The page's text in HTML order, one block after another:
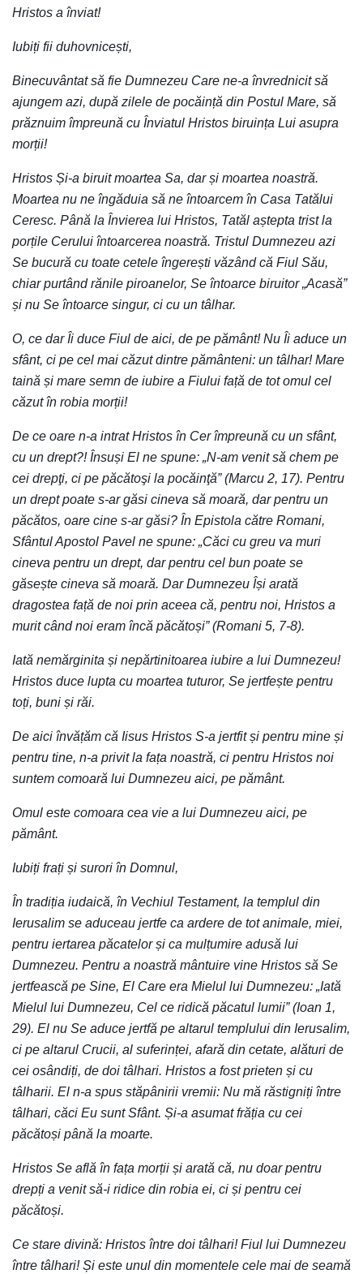
Hristos a înviat!
Iubiți fii duhovnicești,
Binecuvântat să fie Dumnezeu Care ne-a învrednicit să
ajungem azi, după zilele de pocăință din Postul Mare, să
prăznuim împreună cu Înviatul Hristos biruința Lui asupra
morții!
Hristos Și-a biruit moartea Sa, dar și moartea noastră.
Moartea nu ne îngăduia să ne întoarcem în Casa Tatălui
Ceresc. Până la Învierea lui Hristos, Tatăl aștepta trist la
porțile Cerului întoarcerea noastră. Tristul Dumnezeu azi
Se bucură cu toate cetele îngerești văzând că Fiul Său,
chiar purtând rănile piroanelor, Se întoarce biruitor „Acasă”
și nu Se întoarce singur, ci cu un tâlhar.
O, ce dar Îi duce Fiul de aici, de pe pământ! Nu Îi aduce un
sfânt, ci pe cel mai căzut dintre pământeni: un tâlhar! Mare
taină și mare semn de iubire a Fiului față de tot omul cel
căzut în robia morții!
De ce oare n-a intrat Hristos în Cer împreună cu un sfânt,
cu un drept?! Însuși El ne spune: „N-am venit să chem pe
cei drepţi, ci pe păcătoşi la pocăinţă” (Marcu 2, 17). Pentru
un drept poate s-ar găsi cineva să moară, dar pentru un
păcătos, oare cine s-ar găsi? În Epistola către Romani,
Sfântul Apostol Pavel ne spune: „Căci cu greu va muri
cineva pentru un drept, dar pentru cel bun poate se
găsește cineva să moară. Dar Dumnezeu Își arată
dragostea față de noi prin aceea că, pentru noi, Hristos a
murit când noi eram încă păcătoși” (Romani 5, 7-8).
Iată nemărginita și nepărtinitoarea iubire a lui Dumnezeu!
Hristos duce lupta cu moartea tuturor, Se jertfește pentru
toți, buni și răi.
De aici învățăm că Iisus Hristos S-a jertfit și pentru mine și
pentru tine, n-a privit la fața noastră, ci pentru Hristos noi
suntem comoară lui Dumnezeu aici, pe pământ.
Omul este comoara cea vie a lui Dumnezeu aici, pe
pământ.
Iubiți frați și surori în Domnul,
În tradiția iudaică, în Vechiul Testament, la templul din
Ierusalim se aduceau jertfe ca ardere de tot animale, miei,
pentru iertarea păcatelor și ca mulțumire adusă lui
Dumnezeu. Pentru a noastră mântuire vine Hristos să Se
jertfească pe Sine, El Care era Mielul lui Dumnezeu: „Iată
Mielul lui Dumnezeu, Cel ce ridică păcatul lumii” (Ioan 1,
29). El nu Se aduce jertfă pe altarul templului din Ierusalim,
ci pe altarul Crucii, al suferinței, afară din cetate, alături de
cei osândiți, de doi tâlhari. Hristos a fost prieten și cu
tâlharii. El n-a spus stăpânirii vremii: Nu mă răstigniți între
tâlhari, căci Eu sunt Sfânt. Și-a asumat frăția cu cei
păcătoși până la moarte.
Hristos Se află în fața morții și arată că, nu doar pentru
drepți a venit să-i ridice din robia ei, ci și pentru cei
păcătoși.
Ce stare divină: Hristos între doi tâlhari! Fiul lui Dumnezeu
între tâlhari! Și este unul din momentele cele mai de seamă